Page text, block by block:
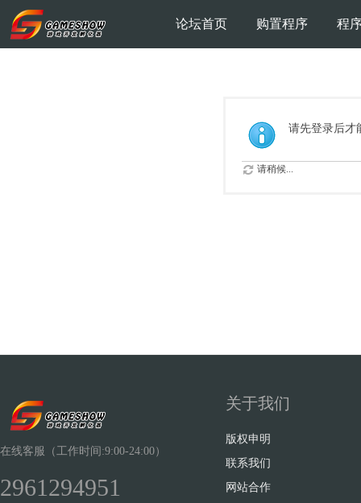
论坛首页 购置程序 程
请先登录后才
请稍候...
在线客服（工作时间:9:00-24:00）
2961294951
关于我们
版权申明
联系我们
网站合作